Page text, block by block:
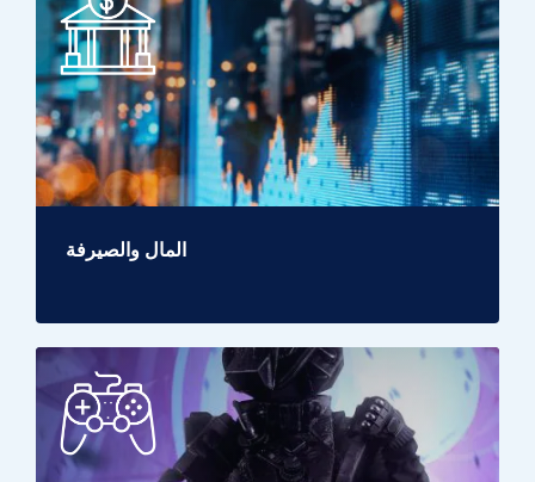
المال والصيرفة